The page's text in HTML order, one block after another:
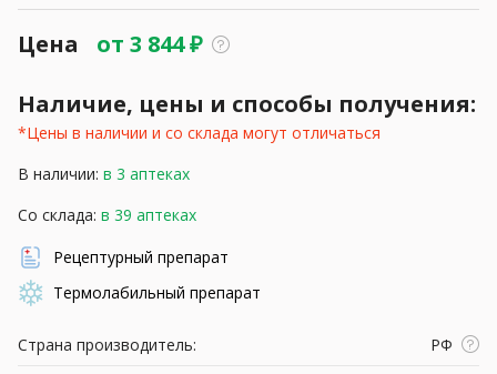
Цена от 3 844₽
Наличие, цены и способы получения:
*Цены в наличии и со склада могут отличаться
В наличии: в 3 аптеках
Со склада: в 39 аптеках
Рецептурный препарат
Термолабильный препарат
Страна производитель:
РФ